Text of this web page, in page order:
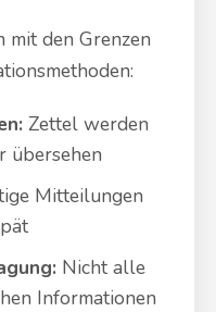
mit den Grenzen
Zettel werden
übersehen
Mitteilungen
Nicht alle
Informationen